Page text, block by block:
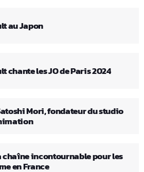
au Japon
chante les JO de Paris 2024
Mori, fondateur du studio
chaîne incontournable pour les
en France